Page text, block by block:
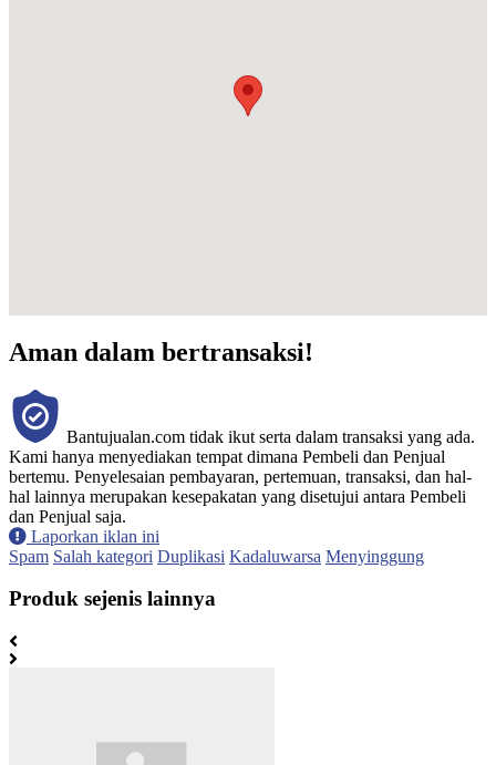
Aman dalam bertransaksi!
Bantujualan.com tidak ikut serta dalam transaksi yang ada.
Kami hanya menyediakan tempat dimana Pembeli dan Penjual
bertemu. Penyelesaian pembayaran, pertemuan, transaksi, dan hal-
hal lainnya merupakan kesepakatan yang disetujui antara Pembeli
dan Penjual saja.
Laporkan iklan ini
Spam Salah kategori Duplikasi Kadaluwarsa Menyinggung
Produk sejenis lainnya